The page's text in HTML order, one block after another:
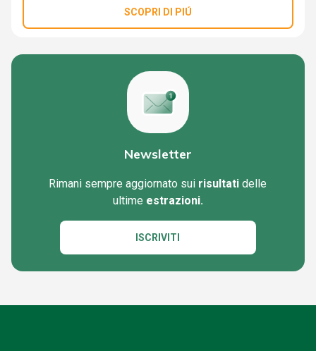
SCOPRI DI PIÚ
Newsletter
Rimani sempre aggiornato sui risultati delle
ultime estrazioni.
ISCRIVITI